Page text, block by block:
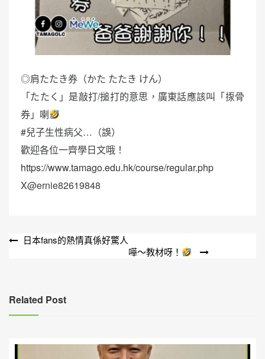
◎肩たたき券（かた たたき けん）
「たたく」是敲打/搥打的意思，廣東話應該叫「揼骨
券」喇
#兒子生性病父…（誤）
歡迎各位一齊學日文哦！
https://www.tamago.edu.hk/course/regular.php
X@ernie82619848
文
覽
日本fans的熱情真係好驚人
嘩～教材呀！
Related Post